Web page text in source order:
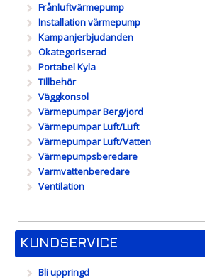
Frånluftvärmepump
Installation värmepump
Kampanjerbjudanden
Okategoriserad
Portabel Kyla
Tillbehör
Väggkonsol
Värmepumpar Berg/jord
Värmepumpar Luft/Luft
Värmepumpar Luft/Vatten
Värmepumpsberedare
Varmvattenberedare
Ventilation
KUNDSERVICE
Bli uppringd